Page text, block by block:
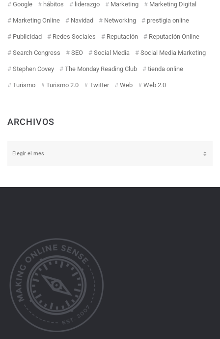
Google hábitos liderazgo Marketing Marketing Digital
Marketing Online Navidad Networking prestigia online
Publicidad Redes Sociales Reputación Reputación Online
Search Congress SEO Social Media Social Media Marketing
Stephen Covey The Monday Reading Club tienda online
Turismo Turismo 2.0 Twitter Web Web 2.0
ARCHIVOS